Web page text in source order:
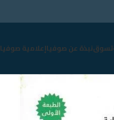
تسوقنبذة عن صوفياإعلامية صوفيا